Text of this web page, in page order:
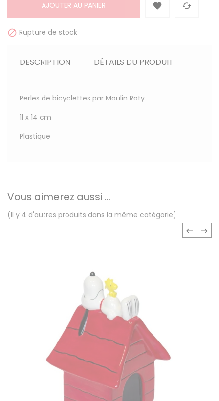
AJOUTER AU PANIER  
 Rupture de stock
DESCRIPTION DÉTAILS DU PRODUIT
Perles de bicyclettes par Moulin Roty
11 x 14 cm
Plastique
Vous aimerez aussi ...
(Il y 4 d'autres produits dans la même catégorie)